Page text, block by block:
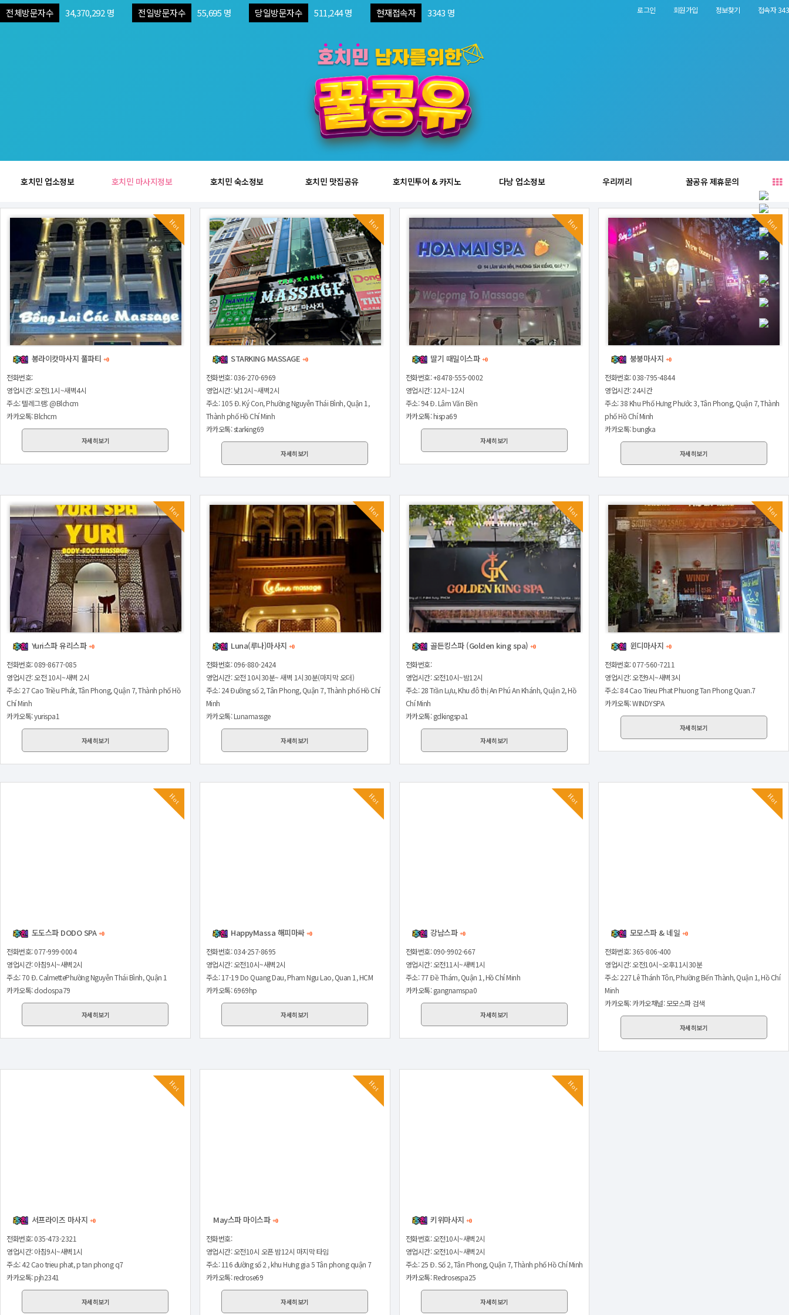
전체방문자수 34,370,292 명 전일방문자수 55,695 명 당일방문자수 511,244 명 현재접속자 3343 명 로그인 회원가입 정보찾기 접속자 343
호치민 업소정보 호치민 마사지정보 호치민 숙소정보 호치민 맛집공유 호치민투어 & 카지노 다낭 업소정보 우리끼리 꿀공유 제휴문의
Hot
봉라이캇마사지 풀파티 +0
전화번호:
영업시간: 오전11시~새벽4시
주소: 텔레그램: @Blchcm
카카오톡: Blchcm
자세히보기
Hot
STARKING MASSAGE +0
전화번호: 036-270-6969
영업시간: 낮12시~새벽2시
주소: 105 Đ. Ký Con, Phường Nguyễn Thái Bình, Quận 1,
Thành phố Hồ Chí Minh
카카오톡: starking69
자세히보기
Hot
딸기 때밀이스파 +0
전화번호: +8478-555-0002
영업시간: 12시~12시
주소: 94 Đ. Lâm Văn Bền
카카오톡: hispa69
자세히보기
Hot
붕붕마사지 +0
전화번호: 038-795-4844
영업시간: 24시간
주소: 38 Khu Phố Hưng Phước 3, Tân Phong, Quận 7, Thành
phố Hồ Chí Minh
카카오톡: bungka
자세히보기
Hot
Yuri스파 유리스파 +0
전화번호: 089-8677-085
영업시간: 오전 10시~새벽 2시
주소: 27 Cao Triều Phát, Tân Phong, Quận 7, Thành phố Hồ
Chí Minh
카카오톡: yurispa1
자세히보기
Hot
Luna(루나)마사지+0
전화번호: 096-880-2424
영업시간: 오전 10시30분~ 새벽 1시30분(마지막 오더)
주소: 24 Đường số 2, Tân Phong, Quận 7, Thành phố Hồ Chí
Minh
카카오톡: Lunamassge
자세히보기
Hot
골든킹스파 (Golden king spa) +0
전화번호:
영업시간: 오전10시~밤12시
주소: 28 Trần Lựu, Khu đô thị An Phú An Khánh, Quận 2, Hồ
Chí Minh
카카오톡: gdkingspa1
자세히보기
Hot
윈디마사지 +0
전화번호: 077-560-7211
영업시간: 오전9시~새벽3시
주소: 84 Cao Trieu Phat Phuong Tan Phong Quan.7
카카오톡: WINDYSPA
자세히보기
Hot
도도스파 DODO SPA +0
전화번호: 077-999-0004
영업시간: 아침9시~새벽2시
주소: 70 Đ. CalmettePhường Nguyễn Thái Bình, Quận 1
카카오톡: dodospa79
자세히보기
Hot
HappyMassa 해피마싸+0
전화번호: 034-257-8695
영업시간: 오전10시~새벽2시
주소: 17-19 Do Quang Dau, Pham Ngu Lao, Quan 1, HCM
카카오톡: 6969hp
자세히보기
Hot
강남스파 +0
전화번호: 090-9902-667
영업시간: 오전11시~새벽1시
주소: 77 Đề Thám, Quận 1, Hồ Chí Minh
카카오톡: gangnamspa0
자세히보기
Hot
모모스파 & 네일 +0
전화번호: 365-806-400
영업시간: 오전10시~오후11시30분
주소: 227 Lê Thánh Tôn, Phường Bến Thành, Quận 1, Hồ Chí
Minh
카카오톡: 카카오채널: 모모스파 검색
자세히보기
Hot
서프라이즈 마사지 +0
전화번호: 035-473-2321
영업시간: 아침9시~새벽1시
주소: 42 Cao trieu phat, p tan phong q7
카카오톡: pjh2341
자세히보기
Hot
May스파 마이스파 +0
전화번호:
영업시간: 오전10시 오픈 밤12시 마지막 타임
주소: 116 đường số 2 , khu Hưng gia 5 Tân phong quận 7
카카오톡: redrose69
자세히보기
Hot
키위마사지 +0
전화번호: 오전10시~새벽2시
영업시간: 오전10시~새벽2시
주소: 25 Đ. Số 2, Tân Phong, Quận 7, Thành phố Hồ Chí Minh
카카오톡: Redrosespa25
자세히보기